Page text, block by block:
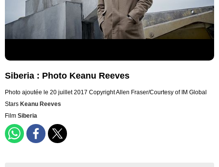
Siberia : Photo Keanu Reeves
Photo ajoutée le 20 juillet 2017 Copyright Allen Fraser/Courtesy of IM Global
Stars Keanu Reeves
Film Siberia